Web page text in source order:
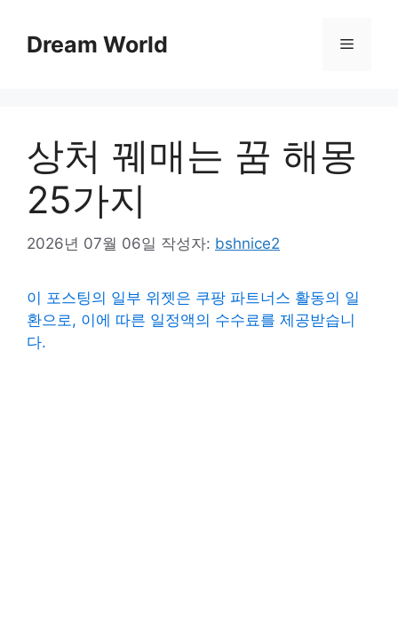
Dream World 메
상처 꿰매는 꿈 해몽
25가지
2026년 07월 06일 작성자: bshnice2
이 포스팅의 일부 위젯은 쿠팡 파트너스 활동의 일
환으로, 이에 따른 일정액의 수수료를 제공받습니
다.